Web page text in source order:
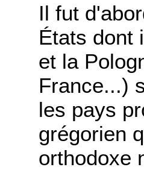
Il fut
États dont
et la
France...)
les pays
grégorien
orthodoxe